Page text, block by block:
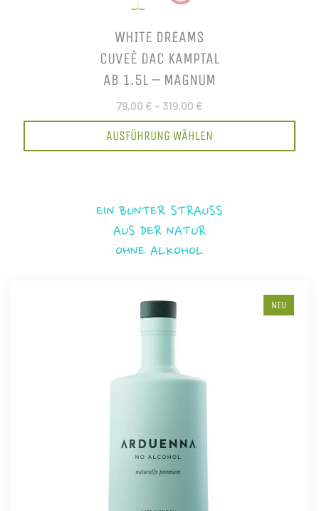
WHITE DREAMS
CUVEÈ DAC KAMPTAL
AB 1.5L – MAGNUM
79,00 € – 319,00 €
AUSFÜHRUNG WÄHLEN
EIN BUNTER STRAUSS
AUS DER NATUR
OHNE ALKOHOL
NEU